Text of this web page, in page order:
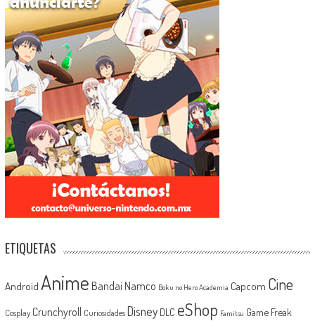
ETIQUETAS
Android Anime Bandai Namco Boku no Hero Academia Capcom Cine
Cosplay Crunchyroll Curiosidades Disney DLC eShop Famitsu Game Freak